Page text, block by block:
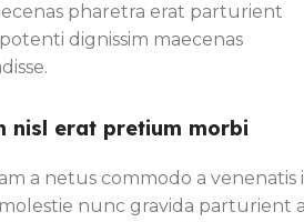
pharetra erat parturient
dignissim maecenas
nisl erat pretium morbi
a netus commodo a venenatis
nunc gravida parturient